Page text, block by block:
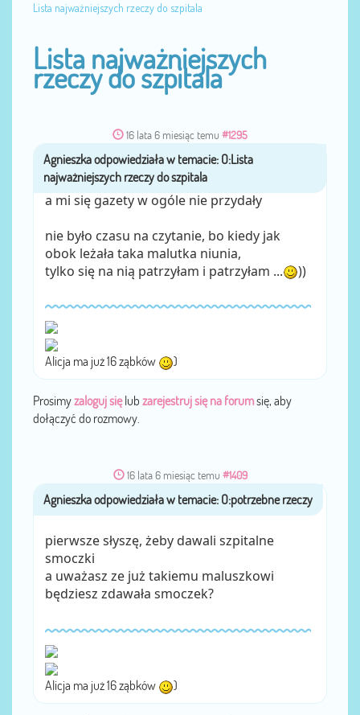
Lista najważniejszych rzeczy do szpitala
Lista najważniejszych
rzeczy do szpitala
16 lata 6 miesiąc temu #1295
przezAgnieszka
a mi się gazety w ogóle nie przydały
nie było czasu na czytanie, bo kiedy jak
obok leżała taka malutka niunia,
tylko się na nią patrzyłam i patrzyłam ...
))
Alicja ma już 16 ząbków )
Prosimyzaloguj sięlub zarejestruj się na forumsię, aby
dołączyć do rozmowy.
16 lata 6 miesiąc temu #1409
przezAgnieszka
pierwsze słyszę, żeby dawali szpitalne
smoczki
a uważasz ze już takiemu maluszkowi
będziesz zdawała smoczek?
Alicja ma już 16 ząbków )